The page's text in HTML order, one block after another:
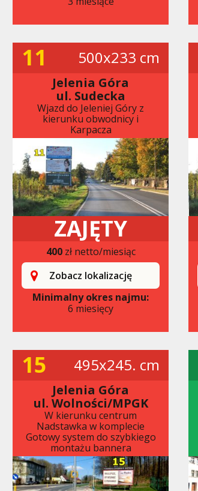
11 500x233 cm
Jelenia Góra
ul. Sudecka
Wjazd do Jeleniej Góry z
kierunku obwodnicy i
Karpacza
ZAJĘTY
400zł netto/miesiąc
Zobacz lokalizację
Minimalny okres najmu:
6 miesięcy
15 495x245. cm
Jelenia Góra
ul. Wolności/MPGK
W kierunku centrum
Nadstawka w komplecie
Gotowy system do szybkiego
montażu bannera